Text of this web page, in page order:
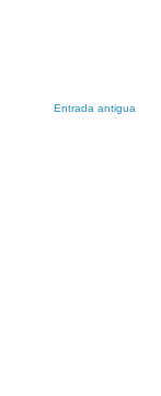
Entrada antigua